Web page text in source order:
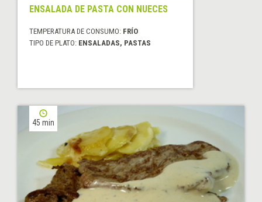
ENSALADA DE PASTA CON NUECES
TEMPERATURA DE CONSUMO: FRÍO
TIPO DE PLATO: ENSALADAS, PASTAS
45 min